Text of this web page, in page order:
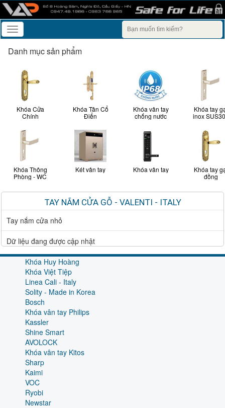
Toggle
navigation
Danh mục sản phẩm
Khóa Cửa
Chính
Khóa Thông
Phòng - WC
Khóa Tân Cổ
Điển
Két vân tay
Khóa vân tay
chống nước
Khóa vân tay
Khóa tay
inox
Khóa tay
đồng
TAY NẮM CỬA GỖ - VALENTI - ITALY
Tay nắm cửa nhỏ
Dữ liệu đang được cập nhật
Khóa Huy Hoàng
Khóa Việt Tiệp
Linea Cali - Italy
Solity - Made in Korea
Bosch
Khóa vân tay Philips
Kassler
Shine Smart
AVOLOCK
Khóa vân tay Kitos
Sharp
Kaimi
VOC
Ryobi
Newstar